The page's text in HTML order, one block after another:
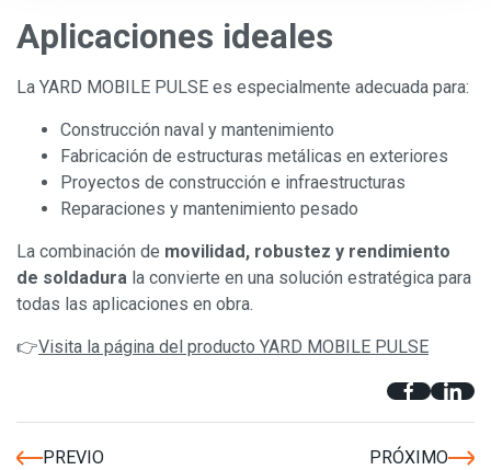
Aplicaciones ideales
La YARD MOBILE PULSE es especialmente adecuada para:
Construcción naval y mantenimiento
Fabricación de estructuras metálicas en exteriores
Proyectos de construcción e infraestructuras
Reparaciones y mantenimiento pesado
La combinación de movilidad, robustez y rendimiento
de soldadura la convierte en una solución estratégica para
todas las aplicaciones en obra.
👉Visita la página del producto YARD MOBILE PULSE
PREVIO PRÓXIMO